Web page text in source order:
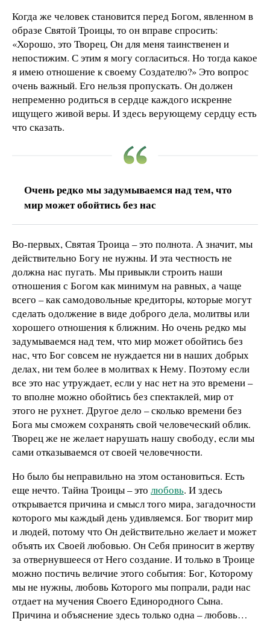
Когда же человек становится перед Богом, явленном в
образе Святой Троицы, то он вправе спросить:
«Хорошо, это Творец, Он для меня таинственен и
непостижим. С этим я могу согласиться. Но тогда какое
я имею отношение к своему Создателю?» Это вопрос
очень важный. Его нельзя пропускать. Он должен
непременно родиться в сердце каждого искренне
ищущего живой веры. И здесь верующему сердцу есть
что сказать.
Очень редко мы задумываемся над тем, что
мир может обойтись без нас
Во-первых, Святая Троица – это полнота. А значит, мы
действительно Богу не нужны. И эта честность не
должна нас пугать. Мы привыкли строить наши
отношения с Богом как минимум на равных, а чаще
всего – как самодовольные кредиторы, которые могут
сделать одолжение в виде доброго дела, молитвы или
хорошего отношения к ближним. Но очень редко мы
задумываемся над тем, что мир может обойтись без
нас, что Бог совсем не нуждается ни в наших добрых
делах, ни тем более в молитвах к Нему. Поэтому если
все это нас утруждает, если у нас нет на это времени –
то вполне можно обойтись без спектаклей, мир от
этого не рухнет. Другое дело – сколько времени без
Бога мы сможем сохранять свой человеческий облик.
Творец же не желает нарушать нашу свободу, если мы
сами отказываемся от своей человечности.
Но было бы неправильно на этом остановиться. Есть
еще нечто. Тайна Троицы – это любовь. И здесь
открывается причина и смысл того мира, загадочности
которого мы каждый день удивляемся. Бог творит мир
и людей, потому что Он действительно желает и может
объять их Своей любовью. Он Себя приносит в жертву
за отвернувшееся от Него создание. И только в Троице
можно постичь величие этого события: Бог, Которому
мы не нужны, любовь Которого мы попрали, ради нас
отдает на мучения Своего Единородного Сына.
Причина и объяснение здесь только одна – любовь…